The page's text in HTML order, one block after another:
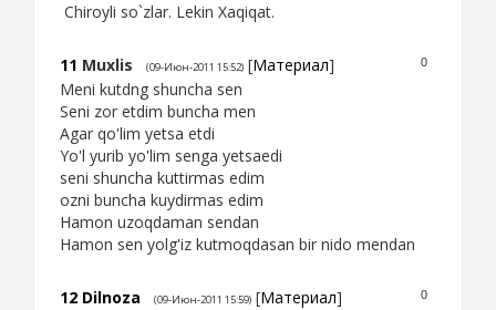
Chiroyli so`zlar. Lekin Xaqiqat.
0
11 Muxlis (09-Июн-2011 15:52) [Материал]
Meni kutdng shuncha sen
Seni zor etdim buncha men
Agar qo'lim yetsa etdi
Yo'l yurib yo'lim senga yetsaedi
seni shuncha kuttirmas edim
ozni buncha kuydirmas edim
Hamon uzoqdaman sendan
Hamon sen yolg'iz kutmoqdasan bir nido mendan
0
12 Dilnoza (09-Июн-2011 15:59) [Материал]